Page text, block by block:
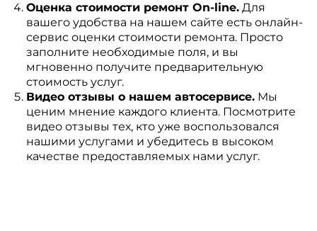
Оценка стоимости ремонт On-line.Для
вашего удобства на нашем сайте есть онлайн-
сервис оценки стоимости ремонта. Просто
заполните необходимые поля, и вы
мгновенно получите предварительную
стоимость услуг.
Видео отзывы о нашем автосервисе.Мы
ценим мнение каждого клиента. Посмотрите
видео отзывы тех, кто уже воспользовался
нашими услугами и убедитесь в высоком
качестве предоставляемых нами услуг.